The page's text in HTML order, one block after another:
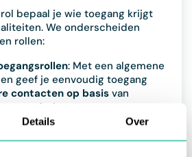
Details Over
bepaal je wie toegang krijgt
We onderscheiden
rollen:
: Met een algemene
geef je eenvoudig toegang
contactenop basis van
ze behoren,
waarover ze beschikken of